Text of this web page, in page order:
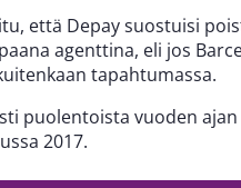
että Depay suostuisi
agenttina, eli jos
tapahtumassa.
puolentoista vuoden
2017.